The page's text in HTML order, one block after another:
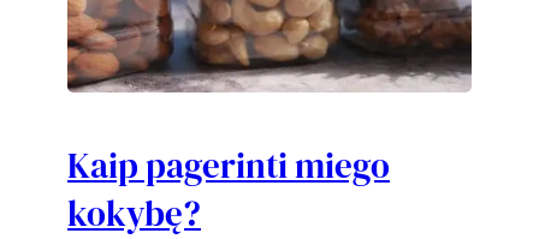
Kaip pagerinti miego
kokybę?